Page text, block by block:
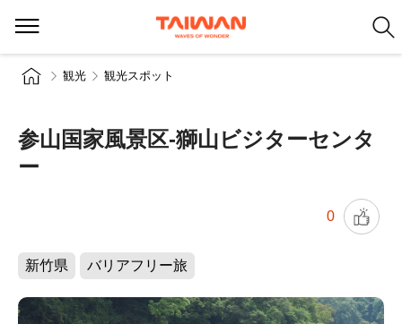
観光 観光スポット
参山国家風景区-獅山ビジターセンタ
ー
0
新竹県 バリアフリー旅